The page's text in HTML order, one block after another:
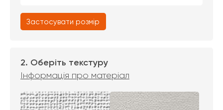
Застосувати розмір
2. Оберіть текстуру
Інформація про матеріал